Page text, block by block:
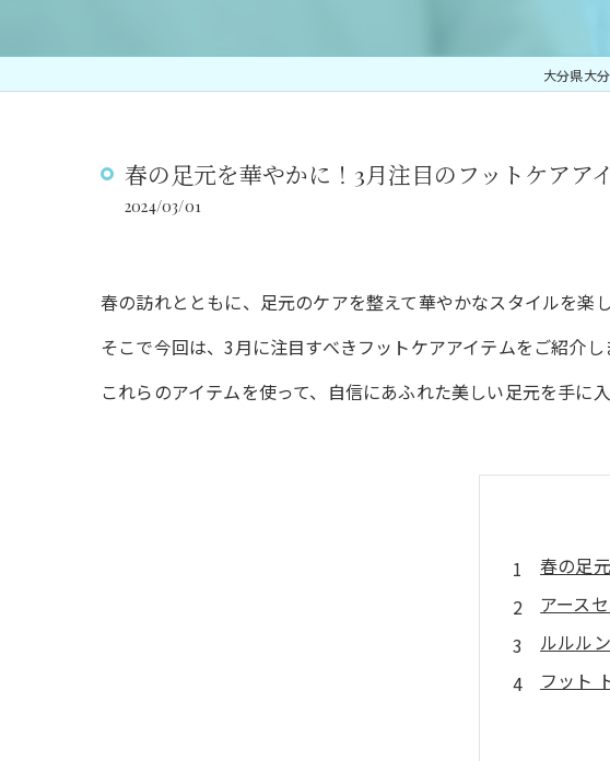
大分県大
春の足元を華やかに！3月注目のフットケアア
2024/03/01
春の訪れとともに、足元のケアを整えて華やかなスタイルを楽
そこで今回は、3月に注目すべきフットケアアイテムをご紹介し
これらのアイテムを使って、自信にあふれた美しい足元を手に
春の足
アース
ルルル
フット